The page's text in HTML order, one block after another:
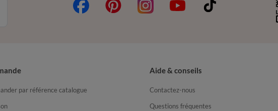
par référence catalogue
Aide & conseils
Contactez-nous
Questions fréquentes